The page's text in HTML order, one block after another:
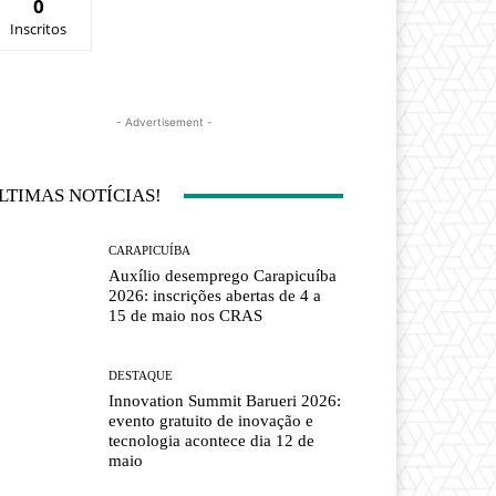
0
Inscritos
- Advertisement -
NOTÍCIAS!
CARAPICUÍBA
Auxílio desemprego Carapicuíba
2026: inscrições abertas de 4 a
15 de maio nos CRAS
DESTAQUE
Innovation Summit Barueri 2026:
evento gratuito de inovação e
tecnologia acontece dia 12 de
maio